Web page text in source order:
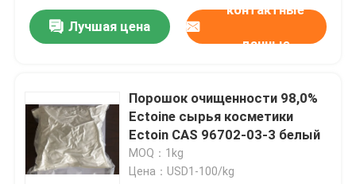
Лучшая цена
контактные
данные
Порошок очищенности 98,0%
Ectoine сырья косметики
Ectoin CAS 96702-03-3 белый
MOQ：1kg
Цена：USD1-100/kg